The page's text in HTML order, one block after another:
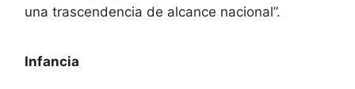
una trascendencia de alcance nacional”.
Infancia